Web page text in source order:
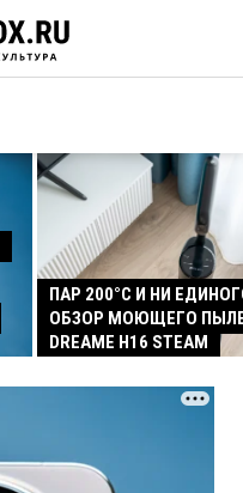
ПАР 200°C И НИ
ОБЗОР МОЮЩЕГО
DREAME H16 STEAM